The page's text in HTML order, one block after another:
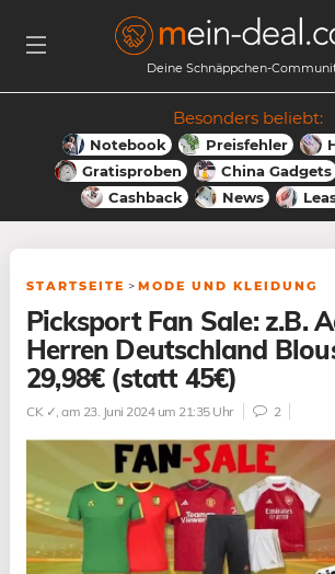
Deine Schnäppchen-
Besonders beliebt:
Notebook Preisfehler
Gratisproben
China Gadgets
Cashback
News
STARTSEITE > MODE UND KLEIDUNG
Picksport Fan Sale: z.B.
Herren Deutschland
29,98€ (statt 45€)
CK ✓, am 23. Juni 2024 um 21:35 Uhr 2